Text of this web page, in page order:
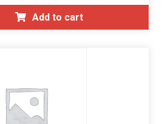
Add to cart